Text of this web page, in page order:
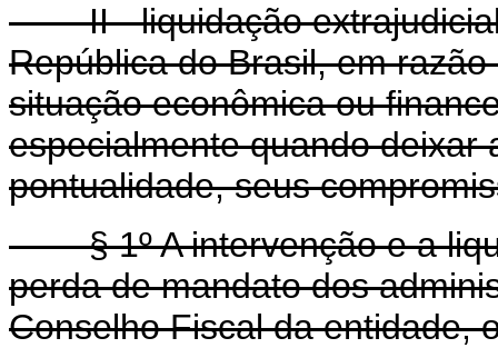
II - liquidação
República do Brasil, em
situação econômica ou
especialmente quando deixar
pontualidade, seus
§ 1º A intervenção e a
perda de mandato dos
Conselho Fiscal da entidade,